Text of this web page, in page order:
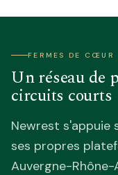
FERMES DE CŒUR
Un réseau de
circuits courts
Newrest s'appuie
ses propres
Auvergne-Rhône-